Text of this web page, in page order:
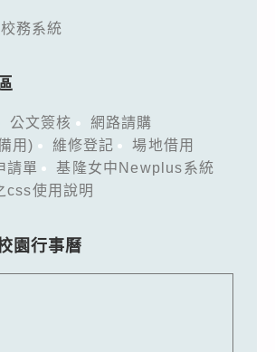
務系統
公文簽核
網路請購
用)
維修登記
場地借用
請單
基隆女中Newplus系統
css使用說明
園行事曆